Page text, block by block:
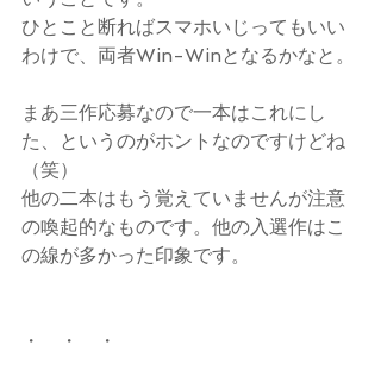
ひとこと断ればスマホいじってもいい
わけで、両者Win-Winとなるかなと。
まあ三作応募なので一本はこれにし
た、というのがホントなのですけどね
（笑）
他の二本はもう覚えていませんが注意
の喚起的なものです。他の入選作はこ
の線が多かった印象です。
・　・　・